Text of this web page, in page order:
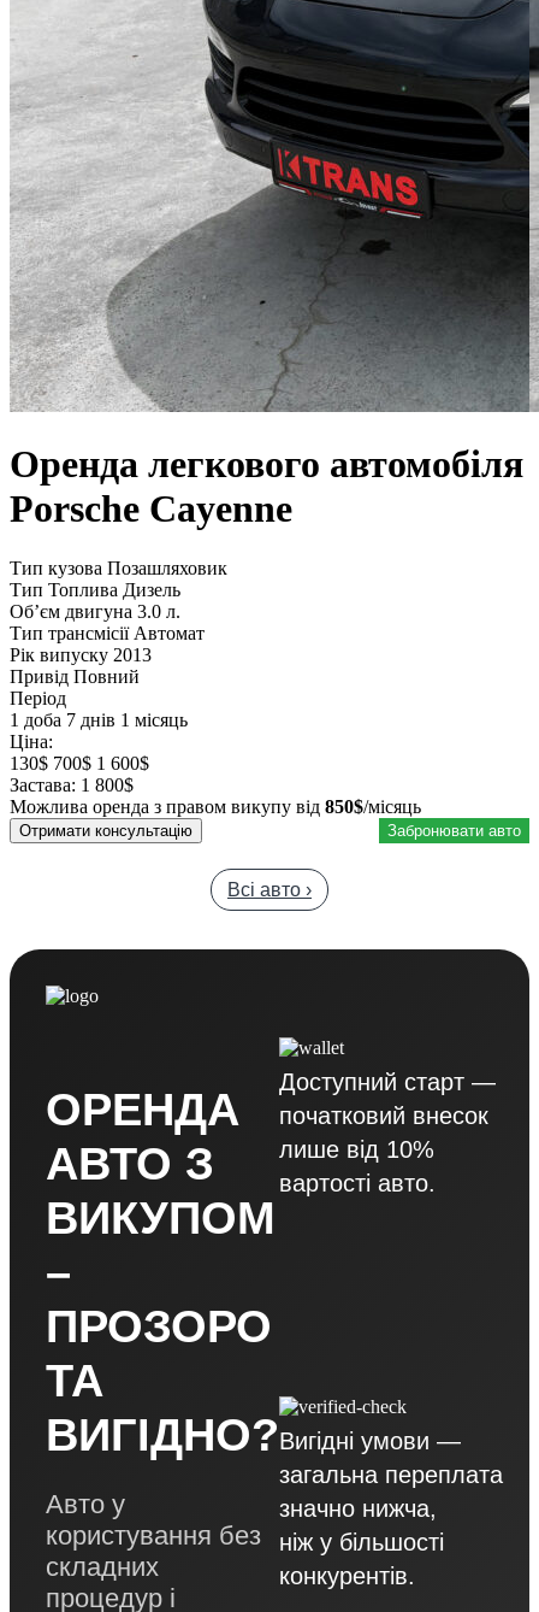
Оренда легкового автомобіля
Porsche Cayenne
Тип кузова Позашляховик
Тип Топлива Дизель
Обʼєм двигуна 3.0 л.
Тип трансмісії Автомат
Рік випуску 2013
Привід Повний
Період
1 доба 7 днів 1 місяць
Ціна:
130$ 700$ 1 600$
Застава: 1 800$
Можлива оренда з правом викупу від 850$/місяць
Отримати консультацію Забронювати авто
Всі авто ›
ОРЕНДА
АВТО З
ВИКУПОМ
–
ПРОЗОРО
ТА
ВИГІДНО?
Авто у
користування без
складних
процедур і
Доступний старт —
початковий внесок
лише від 10%
вартості авто.
Вигідні умови —
загальна переплата
значно нижча,
ніж у більшості
конкурентів.